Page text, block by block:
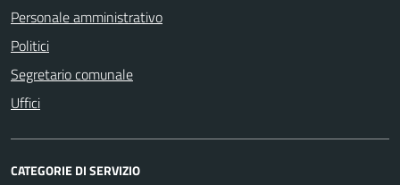
Personale amministrativo
Politici
Segretario comunale
Uffici
CATEGORIE DI SERVIZIO